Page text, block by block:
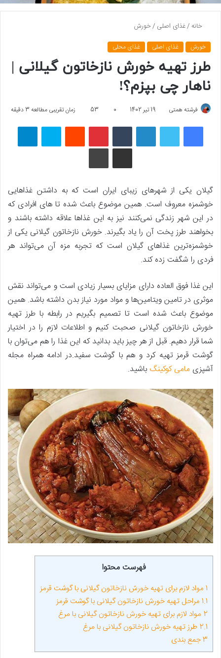
خانه /غذای اصلی /خورش
خورش غذای اصلی غذای محلی
طرز تهیه خورش نازخاتون گیلانی |
ناهار چی بپزم؟!
فرشته همتی 19 تیر 1402 0
53 زمان تقریبی مطالعه 3 دقیقه
فیسبوک لینکداین پینتریست اسکایپ
چاپ
گیلان یکی از شهرهای زیبای ایران است که به داشتن غذاهایی
خوشمزه معروف است. همین موضوع باعث شده تا های افرادی که
در این شهر زندگی نمی‌کنند نیز به این غذاها علاقه داشته باشند و
بخواهند طرز پخت آن را یاد بگیرند. خورش نازخاتون گیلانی یکی از
خوشمزه‌ترین غذاهای گیلان است که تجربه مزه آن می‌تواند هر
فردی را شگفت زده کند.
این غذا فوق العاده دارای مزایای بسیار زیادی است و می‌تواند نقش
موثری در تامین ویتامین‌ها و مواد مورد نیاز بدن داشته باشد. همین
موضوع باعث شده است تا تصمیم بگیریم در رابطه با طرز تهیه
خورش نازخاتون گیلانی صحبت کنیم و اطلاعات لازم را در اختیار
شما قرار دهیم. قبل از هر چیز باید بدانید که این غذا را هم می‌توان با
گوشت قرمز تهیه کرد و هم با گوشت سفید.در ادامه همراه مجله
آشپزی مامی کوکینگباشید.
فهرست محتوا
1 مواد لازم برای تهیه خورش نازخاتون گیلانی با گوشت قرمز
1.1 مراحل تهیه خورش نازخاتون گیلانی با گوشت قرمز
2 مواد لازم برای تهیه خورش نازخاتون گیلانی با مرغ
2.1 طرز تهیه خورش نازخاتون گیلانی با مرغ
3جمع بندی